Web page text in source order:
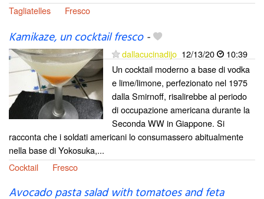
Tagliatelles
Fresco
Kamikaze, un cocktail fresco-
dallacucinadijo 12/13/20
10:39
Un cocktail moderno a base di vodka
e lime/limone, perfezionato nel 1975
dalla Smirnoff, risalirebbe al periodo
di occupazione americana durante la
Seconda WW in Giappone. Si
racconta che i soldati americani lo consumassero abitualmente
nella base di Yokosuka,...
Cocktail
Fresco
Avocado pasta salad with tomatoes and feta